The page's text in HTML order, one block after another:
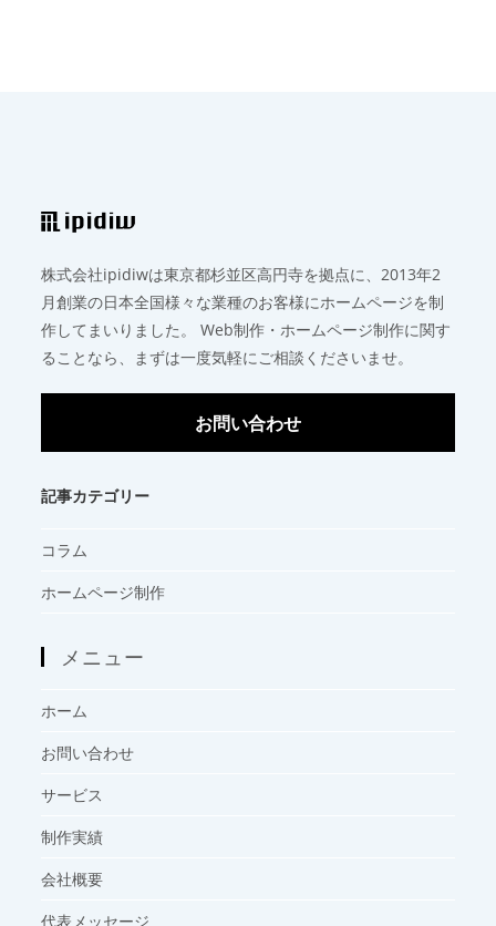
株式会社ipidiwは東京都杉並区高円寺を拠点に、2013年2
月創業の日本全国様々な業種のお客様にホームページを制
作してまいりました。 Web制作・ホームページ制作に関す
ることなら、まずは一度気軽にご相談くださいませ。
お問い合わせ
記事カテゴリー
コラム
ホームページ制作
メニュー
ホーム
お問い合わせ
サービス
制作実績
会社概要
代表メッセージ